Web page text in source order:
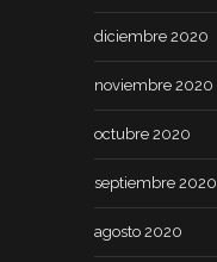
diciembre 2020
noviembre 2020
octubre 2020
septiembre 2020
agosto 2020